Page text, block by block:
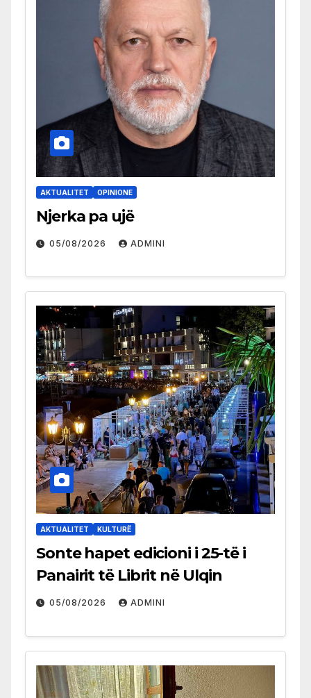
AKTUALITET OPINIONE
Njerka pa ujë
05/08/2026 ADMINI
AKTUALITET KULTURË
Sonte hapet edicioni i 25-të i
Panairit të Librit në Ulqin
05/08/2026 ADMINI